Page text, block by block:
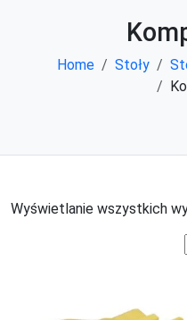
Home Stoły
Wyświetlanie wszystkich